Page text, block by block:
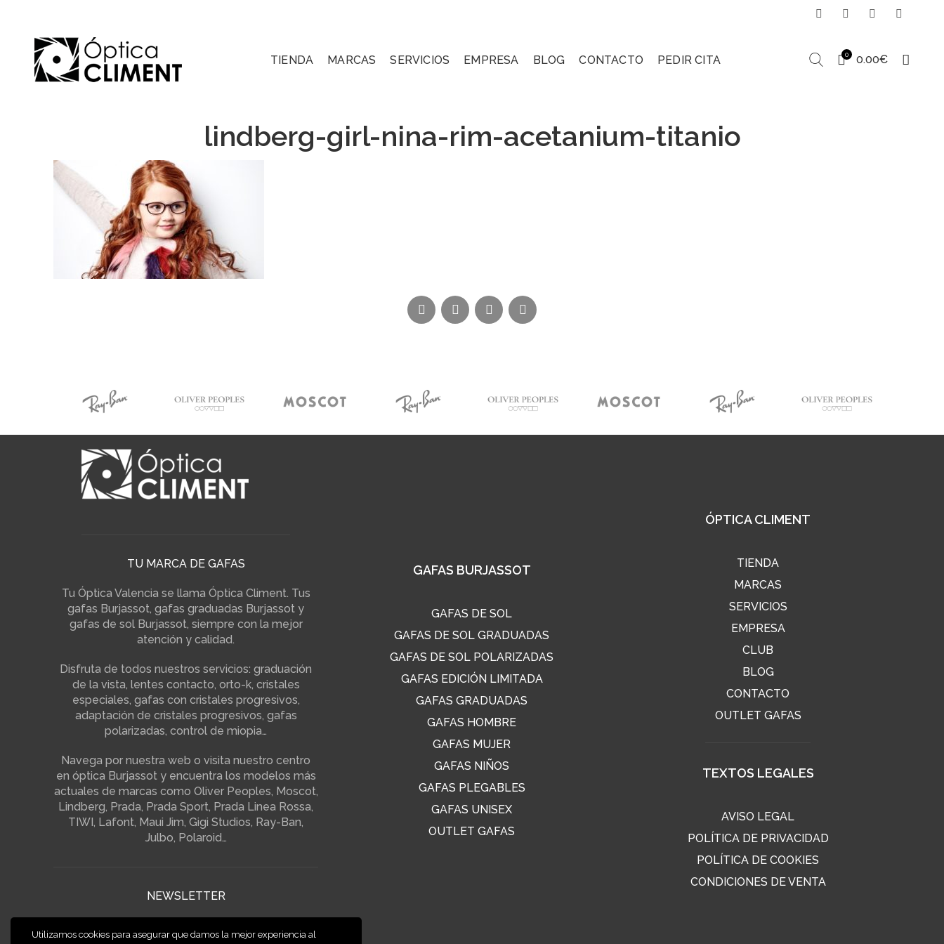
TIENDA MARCAS SERVICIOS EMPRESA BLOG CONTACTO PEDIR CITA 0 0.00€
lindberg-girl-nina-rim-acetanium-titanio
TU MARCA DE GAFAS
Tu Óptica Valencia se llama Óptica Climent. Tus
gafas Burjassot, gafas graduadas Burjassot y
gafas de sol Burjassot, siempre con la mejor
atención y calidad.
Disfruta de todos nuestros servicios: graduación
de la vista, lentes contacto, orto-k, cristales
especiales, gafas con cristales progresivos,
adaptación de cristales progresivos, gafas
polarizadas, control de miopia…
Navega por nuestra web o visita nuestro centro
en óptica Burjassot y encuentra los modelos más
actuales de marcas como Oliver Peoples, Moscot,
Lindberg, Prada, Prada Sport, Prada Linea Rossa,
TIWI, Lafont, Maui Jim, Gigi Studios, Ray-Ban,
Julbo, Polaroid…
NEWSLETTER
ventajas!
GAFAS BURJASSOT
GAFAS DE SOL
GAFAS DE SOL GRADUADAS
GAFAS DE SOL POLARIZADAS
GAFAS EDICIÓN LIMITADA
GAFAS GRADUADAS
GAFAS HOMBRE
GAFAS MUJER
GAFAS NIÑOS
GAFAS PLEGABLES
GAFAS UNISEX
OUTLET GAFAS
ÓPTICA CLIMENT
TIENDA
MARCAS
SERVICIOS
EMPRESA
CLUB
BLOG
CONTACTO
OUTLET GAFAS
TEXTOS LEGALES
AVISO LEGAL
POLÍTICA DE PRIVACIDAD
POLÍTICA DE COOKIES
CONDICIONES DE VENTA
Utilizamos cookies para asegurar que damos la mejor experiencia al